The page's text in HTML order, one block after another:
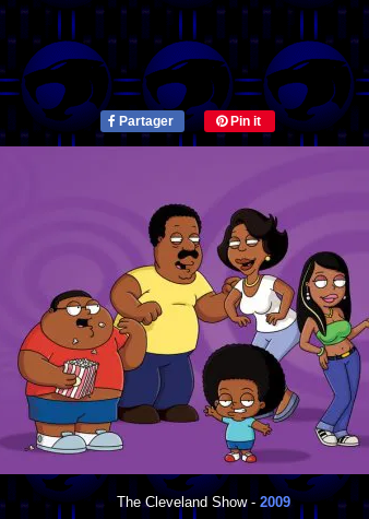
Partager Pin it
The Cleveland Show-2009